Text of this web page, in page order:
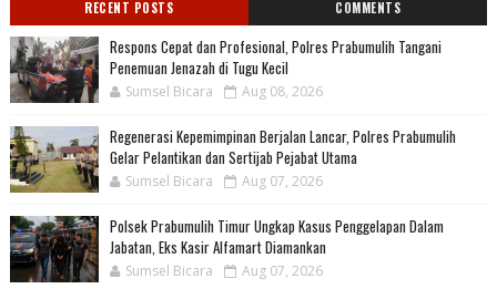
RECENT POSTS COMMENTS
Respons Cepat dan Profesional, Polres Prabumulih Tangani
Penemuan Jenazah di Tugu Kecil
Sumsel Bicara Aug 08, 2026
Regenerasi Kepemimpinan Berjalan Lancar, Polres Prabumulih
Gelar Pelantikan dan Sertijab Pejabat Utama
Sumsel Bicara Aug 07, 2026
Polsek Prabumulih Timur Ungkap Kasus Penggelapan Dalam
Jabatan, Eks Kasir Alfamart Diamankan
Sumsel Bicara Aug 07, 2026